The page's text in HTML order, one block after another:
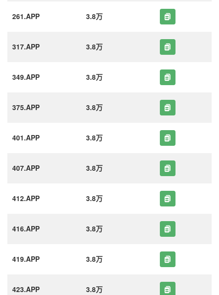
261.APP 3.8万
317.APP 3.8万
349.APP 3.8万
375.APP 3.8万
401.APP 3.8万
407.APP 3.8万
412.APP 3.8万
416.APP 3.8万
419.APP 3.8万
423.APP 3.8万